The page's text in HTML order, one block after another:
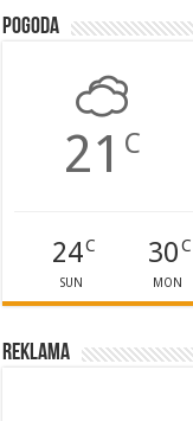
Pogoda
21 C
24C
SUN
30C
MON
Reklama